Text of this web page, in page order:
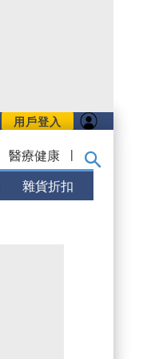
用戶登入
醫療健康 |
雜貨折扣